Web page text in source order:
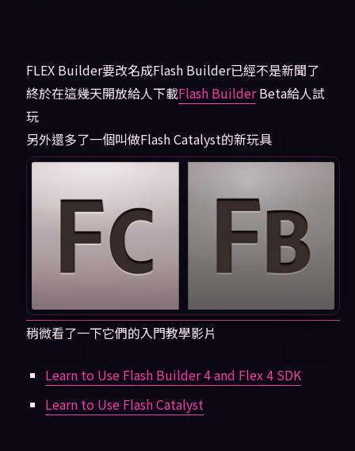
FLEX Builder要改名成Flash Builder已經不是新聞了
終於在這幾天開放給人下載Flash BuilderBeta給人試
玩
另外還多了一個叫做Flash Catalyst的新玩具
稍微看了一下它們的入門教學影片
Learn to Use Flash Builder 4 and Flex 4 SDK
Learn to Use Flash Catalyst